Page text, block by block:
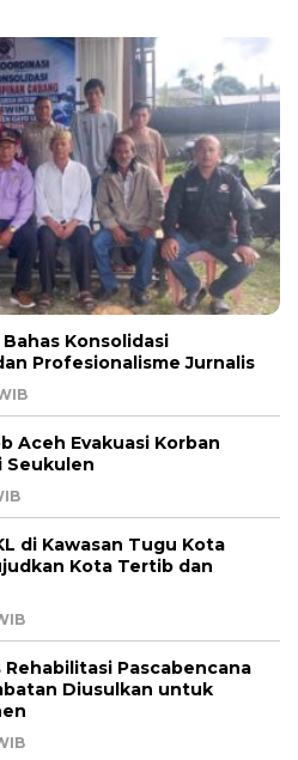
Bahas Konsolidasi
Profesionalisme Jurnalis
Aceh Evakuasi Korban
Seukulen
di Kawasan Tugu Kota
Kota Tertib dan
Pascabencana
Diusulkan untuk